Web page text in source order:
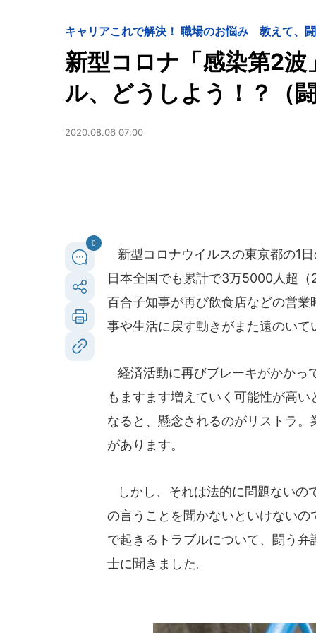
キャリアこれで解決！ 職場のお悩み 教えて、
新型コロナ「感染第2
ル、どうしよう！？（
2020.08.06 07:00
0
新型コロナウイルスの東京都の1
日本全国でも累計で3万5000人超
百合子知事が再び飲食店などの営
事や生活に戻す動きがまた遠のい
経済活動に再びブレーキがかかっ
もますます増えていく可能性が高
なると、懸念されるのがリストラ
があります。
しかし、それは法的に問題ないの
の言うことを聞かないといけない
で起きるトラブルについて、闘う
士に聞きました。